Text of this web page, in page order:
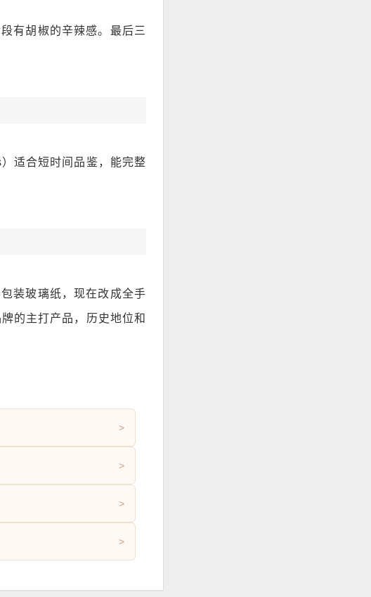
有胡椒的辛辣感。最后三
适合短时间品鉴，能完整
装玻璃纸，现在改成全手
的主打产品，历史地位和
>
>
>
>